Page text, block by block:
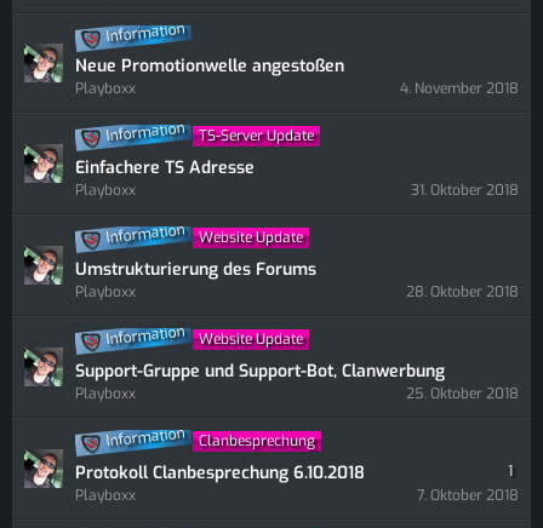
Information
Neue Promotionwelle angestoßen
Playboxx 4. November 2018
Information TS-Server Update
Einfachere TS Adresse
Playboxx 31. Oktober 2018
Information Website Update
Umstrukturierung des Forums
Playboxx 28. Oktober 2018
Information Website Update
Support-Gruppe und Support-Bot, Clanwerbung
Playboxx 25. Oktober 2018
Information Clanbesprechung
Protokoll Clanbesprechung 6.10.2018
1
Playboxx
7. Oktober 2018